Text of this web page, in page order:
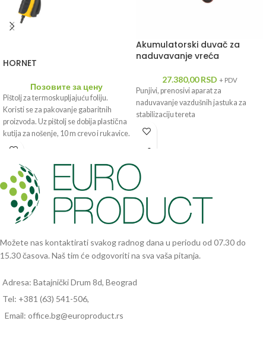
HORNET
Позовите за цену
Pištolj za termoskupljajuću foliju.
Koristi se za pakovanje gabaritnih
proizvoda. Uz pištolj se dobija plastična
kutija za nošenje, 10 m crevo i rukavice.
Akumulatorski duvač za
naduvavanje vreća
27.380,00RSD + PDV
Punjivi, prenosivi aparat za
naduvavanje vazdušnih jastuka za
stabilizaciju tereta
Možete nas kontaktirati svakog radnog dana u periodu od 07.30 do
15.30 časova. Naš tim će odgovoriti na sva vaša pitanja.
Adresa: Batajnički Drum 8d, Beograd
Tel: +381 (63) 541-506,
Email: office.bg@europroduct.rs